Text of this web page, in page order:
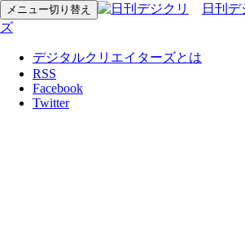
メニュー切り替え
日刊
ズ
デジタルクリエイターズとは
RSS
Facebook
Twitter